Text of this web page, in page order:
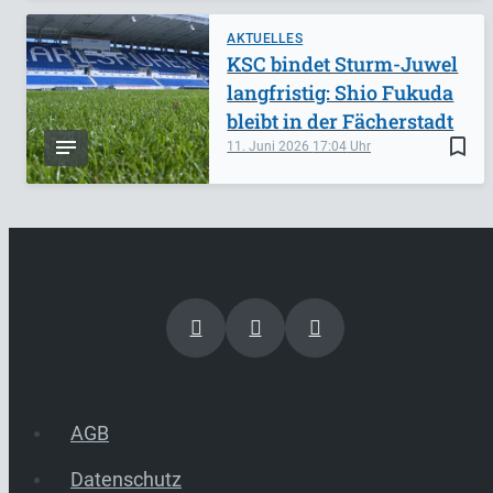
AKTUELLES
bookmark_border
11. Juni 2026 17:04
KSC bindet Sturm-Juwel
langfristig: Shio Fukuda
bleibt in der Fächerstadt
AGB
Datenschutz